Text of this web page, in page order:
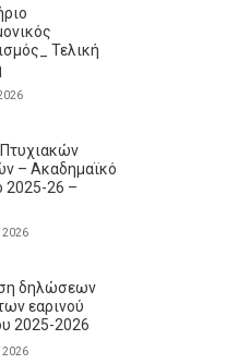
Τελική
– Ακαδημαϊκό
2025-26 –
2026
δηλώσεων
εαρινού
2025-2026
2026